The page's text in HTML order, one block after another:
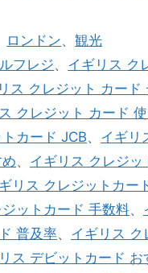
ロンドン、観光
フレジ、 イギリス ク
ス クレジット カード
クレジット カード
カード JCB、 イギリ
、 イギリス クレジッ
リス クレジットカー
ットカード 手数料、
普及率、 イギリス ク
ス デビットカード お